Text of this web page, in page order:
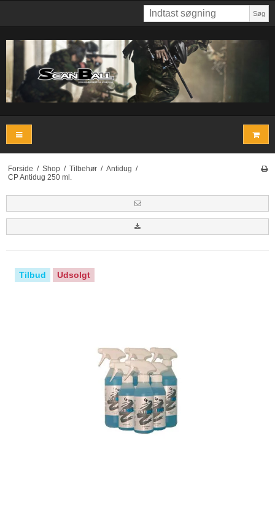
Søg
Forside / Shop / Tilbehør / Antidug /
CP Antidug 250 ml.
Tilbud Udsolgt